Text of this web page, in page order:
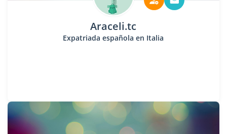
Araceli.tc
Expatriada española en Italia